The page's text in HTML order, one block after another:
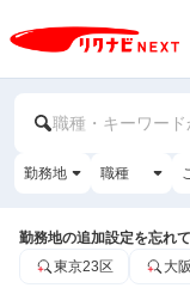
職種・キーワード
勤務地 職種
勤務地の追加設定を忘れ
東京23区
大